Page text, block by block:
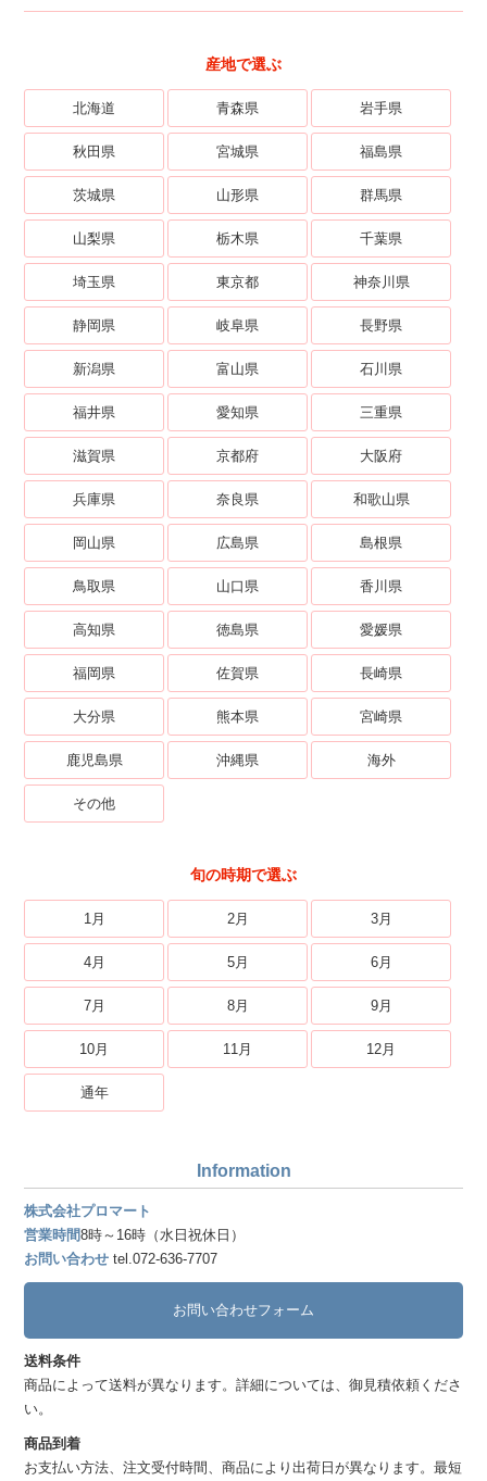
産地で選ぶ
北海道 青森県 岩手県
秋田県 宮城県 福島県
茨城県 山形県 群馬県
山梨県 栃木県 千葉県
埼玉県 東京都 神奈川県
静岡県 岐阜県 長野県
新潟県 富山県 石川県
福井県 愛知県 三重県
滋賀県 京都府 大阪府
兵庫県 奈良県 和歌山県
岡山県 広島県 島根県
鳥取県 山口県 香川県
高知県 徳島県 愛媛県
福岡県 佐賀県 長崎県
大分県 熊本県 宮崎県
鹿児島県 沖縄県 海外
その他
旬の時期で選ぶ
1月 2月 3月
4月 5月 6月
7月 8月 9月
10月 11月 12月
通年
Information
株式会社プロマート
営業時間8時～16時（水日祝休日）
お問い合わせ tel.072-636-7707
お問い合わせフォーム
送料条件
商品によって送料が異なります。詳細については、御見積依頼くださ
い。
商品到着
お支払い方法、注文受付時間、商品により出荷日が異なります。最短